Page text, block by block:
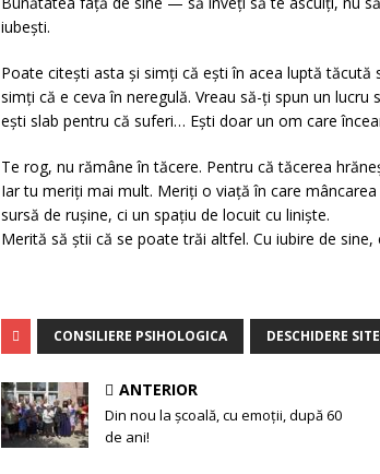
iubești.
Poate citești asta și simți că ești în acea luptă tăcută
simți că e ceva în neregulă. Vreau să-ți spun un
ești slab pentru că suferi… Ești doar un om care
Te rog, nu rămâne în tăcere. Pentru că tăcerea
Iar tu meriți mai mult. Meriți o viață în care
sursă de rușine, ci un spațiu de locuit cu liniște.
Merită să știi că se poate trăi altfel. Cu iubire de
CONSILIERE PSIHOLOGICA DESCHIDERE SITE
ANTERIOR
Din nou la școală, cu emoții, după 60
de ani!